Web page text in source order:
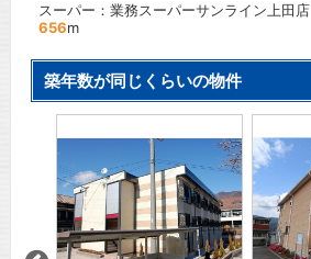
スーパー：業務スーパーサンライン上田店
656m
築年数が同じくらいの物件